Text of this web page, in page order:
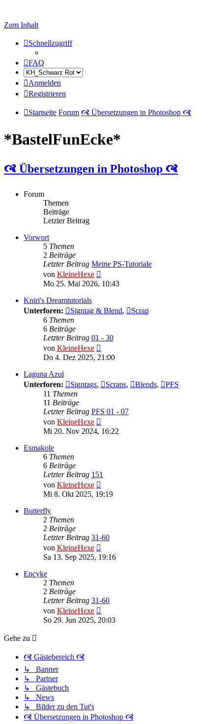
Zum Inhalt
Schnellzugriff
FAQ
Anmelden
Registrieren
Startseite Forum 🙧 Übersetzungen in Photoshop 🙧
*BastelFunEcke*
🙧 Übersetzungen in Photoshop 🙧
Forum
Themen
Beiträge
Letzter Beitrag
Vorwort
5 Themen
2 Beiträge
Letzter Beitrag Meine PS-Tutoriale
von KleineHexe
Beitrag
Mo 25. Mai 2026, 10:43
Kniri's Dreamtutorials
Unterforen:
Signtag & Blend,
Scrap
6 Themen
6 Beiträge
Letzter Beitrag 01 - 30
von KleineHexe
Beitrag
Do 4. Dez 2025, 21:00
Laguna Azul
Unterforen:
Signtags, Scraps, Blends,
PFS
11 Themen
11 Beiträge
Letzter Beitrag PFS 01 - 07
von KleineHexe
Beitrag
Mi 20. Nov 2024, 16:22
Esmakole
6 Themen
6 Beiträge
Letzter Beitrag 151
von KleineHexe
Beitrag
Mi 8. Okt 2025, 19:19
Butterfly
2 Themen
2 Beiträge
Letzter Beitrag 31-60
von KleineHexe
Beitrag
Sa 13. Sep 2025, 19:16
Encyke
2 Themen
2 Beiträge
Letzter Beitrag 31-60
von KleineHexe
Beitrag
So 29. Jun 2025, 20:03
Gehe zu
🙧 Gästebereich 🙧
↳ Banner
↳ Partner
↳ Gästebuch
↳ News
↳ Bilder zu den Tut's
🙧 Übersetzungen in Photoshop 🙧